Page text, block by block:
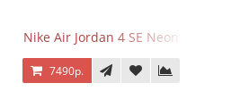
Nike Air Jordan 4 SE Neon
7490р.